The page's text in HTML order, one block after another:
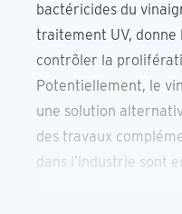
bactéricides du
traitement UV,
contrôler la
Potentiellement, le
une solution
des travaux
dans l’industrie sont